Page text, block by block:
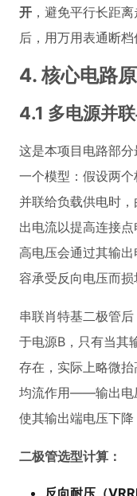
开 ，避免平行长距
后，用万用表通断
4. 核心电路
4.1 多电源并
这是本项目电路部
一个模型：假设两
并联给负载供电时
出电流以提高连接
高电压会通过其输
容承受反向电压而损
串联肖特基二极管
于电源B，只有当其
存在，实际上略微
均流作用——输出电
使其输出端电压下降
二极管选型计算：
反向耐压（